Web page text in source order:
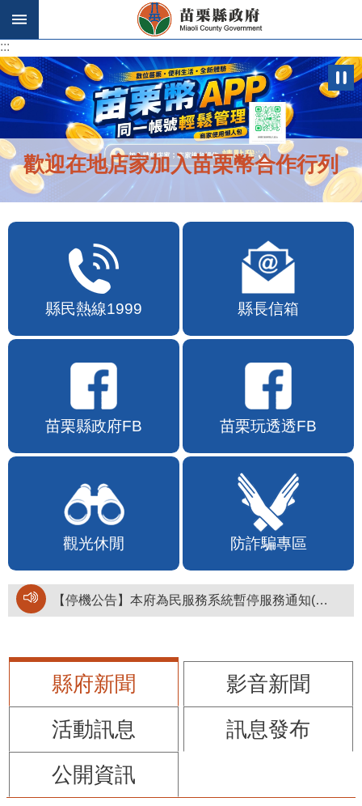
跳到主要內容區塊
:::
:::
歡迎在地店家加入苗栗幣合作行列
縣民熱線1999 縣長信箱
苗栗縣政府FB 苗栗玩透透FB
觀光休閒 防詐騙專區
【停機公告】本府為民服務系統暫停服務通知(停止服務時間：115年8月6日17時至19時)
縣府新聞
影音新聞
活動訊息
訊息發布
公開資訊